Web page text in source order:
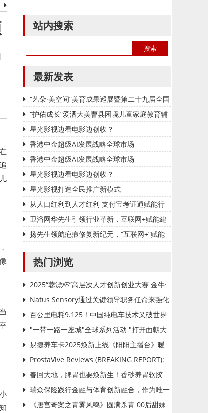
站内搜索
最新发表
“艺朵·美空间”美育成果巡展暨第二十九届全国
中小学生绘画书法作品比赛（上海赛区）公益活
动
“护佑成长”爱洒大美曹县困境儿童家庭教育辅
导项目，播种爱国种子：20组困境儿童家庭清
明追思中汲取红色力量
星光影视边看电影边创收？
香港中金超级AI发展战略全球市场
香港中金超级AI发展战略全球市场
星光影视边看电影边创收？
星光影视打造全民推广新模式
从人口红利到人才红利 支付宝考证通赋能行
业数字化升级
卫浴网华先生引领行业革新，互联网+赋能建
材新增长！
扬先生领航疤痕修复新纪元，“互联网+”赋能
热门浏览
2025“蓉漂杯”高层次人才创新创业大赛 金牛·
重点产业园区专项赛圆满举行
Natus Sensory通过关键领导职务任命来强化
其高管团队
百公里电耗9.125！中国纯电车技术又破世界
记录"一带一路一座城"全球系列活动 "打开面朝大
海的门——2025首届媒体赋能中国品牌出海高
峰论坛"在西安成功举办
易捷养车卡2025焕新上线《阳阳主播台》暖
心推荐
ProstaVive Reviews (BREAKING REPORT):
Must-Read Warnings, Ingredients, Benefits
& Real Results U
春回大地，脾胃也要焕新生！香砂养胃软胶
囊，养胃护胃一步到位！
瑞众保险践行金融与体育创新融合，作为唯一
官方保险赞助商为第十六届环岛赛保驾护航
《唐宫奇案之青雾风鸣》圆满杀青 00后甜妹